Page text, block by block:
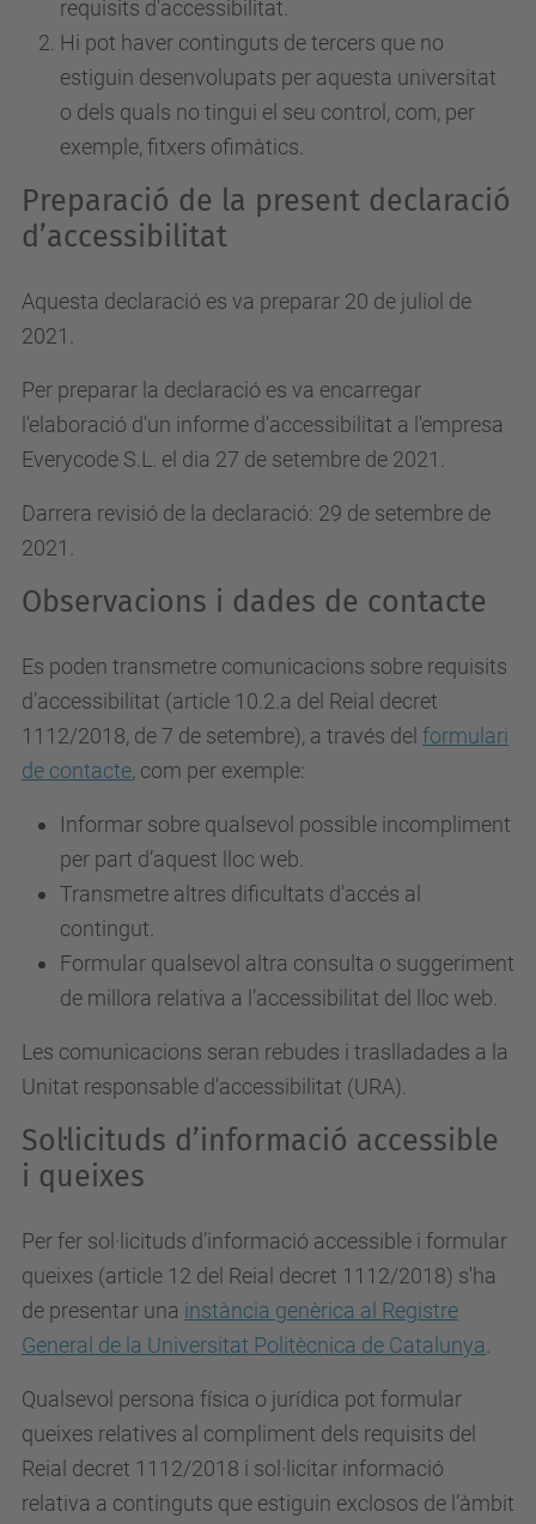
requisits d'accessibilitat.
Hi pot haver continguts de tercers que no
estiguin desenvolupats per aquesta universitat
o dels quals no tingui el seu control, com, per
exemple, fitxers ofimàtics.
Preparació de la present declaració
d’accessibilitat
Aquesta declaració es va preparar 20 de juliol de
2021.
Per preparar la declaració es va encarregar
l'elaboració d'un informe d'accessibilitat a l'empresa
Everycode S.L. el dia 27 de setembre de 2021.
Darrera revisió de la declaració: 29 de setembre de
2021.
Observacions i dades de contacte
Es poden transmetre comunicacions sobre requisits
d’accessibilitat (article 10.2.a del Reial decret
1112/2018, de 7 de setembre), a través del formulari
de contacte, com per exemple:
Informar sobre qualsevol possible incompliment
per part d’aquest lloc web.
Transmetre altres dificultats d’accés al
contingut.
Formular qualsevol altra consulta o suggeriment
de millora relativa a l’accessibilitat del lloc web.
Les comunicacions seran rebudes i traslladades a la
Unitat responsable d'accessibilitat (URA).
Sol·licituds d’informació accessible
i queixes
Per fer sol·licituds d’informació accessible i formular
queixes (article 12 del Reial decret 1112/2018) s'ha
de presentar una instància genèrica al Registre
General de la Universitat Politècnica de Catalunya
Qualsevol persona física o jurídica pot formular
queixes relatives al compliment dels requisits del
Reial decret 1112/2018 i sol·licitar informació
relativa a continguts que estiguin exclosos de l’àmbit